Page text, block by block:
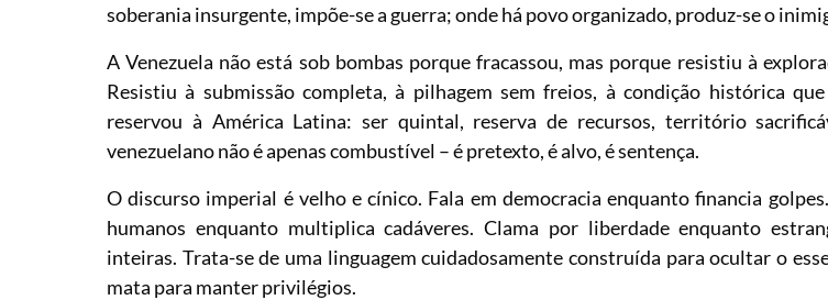
soberania insurgente, impõe-se a guerra; onde há povo organizado, produz-se o
A Venezuela não está sob bombas porque fracassou, mas porque resistiu à
Resistiu à submissão completa, à pilhagem sem freios, à condição histórica
reservou à América Latina: ser quintal, reserva de recursos, território
venezuelano não é apenas combustível – é pretexto, é alvo, é sentença.
O discurso imperial é velho e cínico. Fala em democracia enquanto financia
humanos enquanto multiplica cadáveres. Clama por liberdade enquanto
inteiras. Trata-se de uma linguagem cuidadosamente construída para ocultar o
mata para manter privilégios.